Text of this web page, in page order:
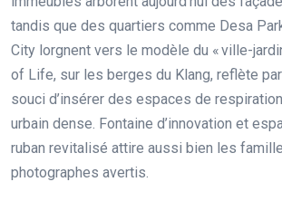
tandis que des quartiers comme Desa
City lorgnent vers le modèle du « ville-
of Life, sur les berges du Klang, reflète
souci d’insérer des espaces de
urbain dense. Fontaine d’innovation et
ruban revitalisé attire aussi bien les
photographes avertis.